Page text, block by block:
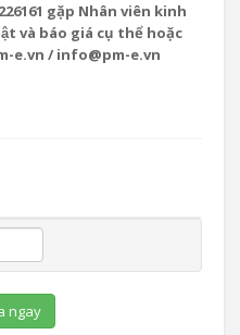
gặp Nhân viên kinh
và báo giá cụ thể hoặc
e.vn / info@pm-e.vn
ngay